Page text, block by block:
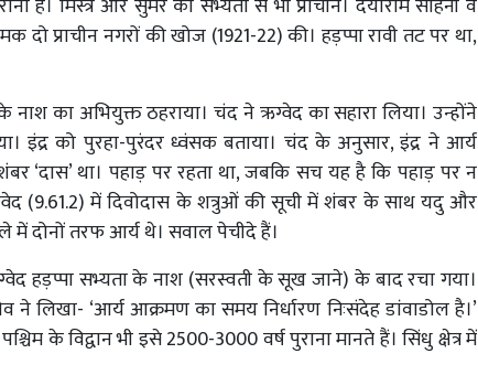
है। मिस्त्र और सुमेर की सभ्यता से भी प्राचीन। दयाराम साहनी व
दो प्राचीन नगरों की खोज (1921-22) की। हड़प्पा रावी तट पर था,
नाश का अभियुक्त ठहराया। चंद ने ऋग्वेद का सहारा लिया। उन्होंने
इंद्र को पुरहा-पुरंदर ध्वंसक बताया। चंद के अनुसार, इंद्र ने आर्य
‘दास’ था। पहाड़ पर रहता था, जबकि सच यह है कि पहाड़ पर न
(9.61.2) में दिवोदास के शत्रुओं की सूची में शंबर के साथ यदु और
में दोनों तरफ आर्य थे। सवाल पेचीदे हैं।
हड़प्पा सभ्यता के नाश (सरस्वती के सूख जाने) के बाद रचा गया।
ने लिखा- ‘आर्य आक्रमण का समय निर्धारण निःसंदेह डांवाडोल है।’
के विद्वान भी इसे 2500-3000 वर्ष पुराना मानते हैं। सिंधु क्षेत्र में